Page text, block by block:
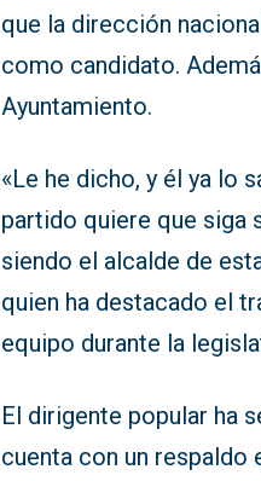
que la dirección
como candidato.
Ayuntamiento.
«Le he dicho, y él ya lo
partido quiere que siga
siendo el alcalde de
quien ha destacado el
equipo durante la
El dirigente popular ha
cuenta con un